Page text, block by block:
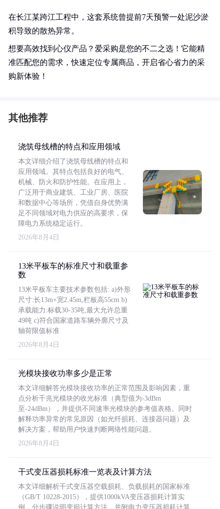
在长江某跨江工程中，这套系统曾提前7天预警一处泥沙淤
积导致的散热异常。
想要高效找到心仪产品？爱采购是您的不二之选！它能精
准匹配您的需求，快速定位专属商品，开启省心省力的采
购新体验！
其他推荐
浇筑母线槽的特点和应用领域
本文详细介绍了浇筑母线槽的特点和
应用领域。其特点包括良好的电气、
机械、防火和防护性能。在应用上，
广泛用于商业建筑、工业厂房、医院
和数据中心等场所，凭借自身优势满
足不同领域对电力供应的高要求，保
障电力系统稳定运行。
2026年8月4日
13米平板车的标准尺寸和载重参
数
13米平板车主要技术参数包括: a)外形
尺寸:长13m×宽2.45m,栏板高55cm b)
承载能力:标载30-35吨,最大允许总重
49吨 c)符合国家道路车辆外廓尺寸及
轴荷限值标准
2026年8月4日
光模块接收功率多少是正常
本文详细解答光模块接收功率的正常范围及影响因素，重
点分析千兆光模块的收光标准（典型值为-3dBm
至-24dBm），并提供不同速率光模块的参考值表格。同时
解释功率异常的常见原因（如光纤损耗、连接器问题）及
解决方案，帮助用户快速判断网络性能问题。
2026年8月4日
干式变压器损耗标准一览表及计算方法
本文详细解析干式变压器空载损耗、负载损耗的国家标准
（GB/T 10228-2015），提供1000kVA变压器损耗计算实
例，分步骤说明变损计算方法，并附电力变压器损耗计算